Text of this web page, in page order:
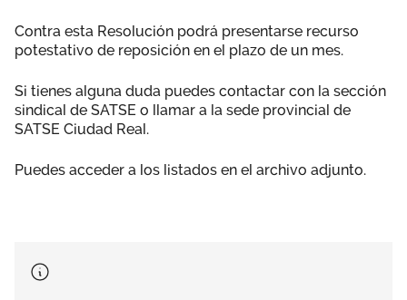
Contra esta Resolución podrá presentarse recurso
potestativo de reposición en el plazo de un mes.
Si tienes alguna duda puedes contactar con la sección
sindical de SATSE o llamar a la sede provincial de
SATSE Ciudad Real.
Puedes acceder a los listados en el archivo adjunto.